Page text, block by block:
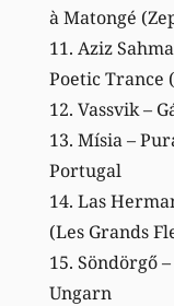
à Matongé
11. Aziz
Poetic Trance
12. Vassvik –
13. Mísia –
Portugal
14. Las
(Les Grands
15. Söndörgő
Ungarn